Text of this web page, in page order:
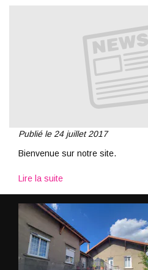
Publié le 24 juillet 2017
Bienvenue sur notre site.
Lire la suite